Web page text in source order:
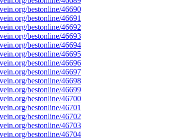
bestonline/46690
bestonline/46691
bestonline/46692
bestonline/46693
bestonline/46694
bestonline/46695
bestonline/46696
bestonline/46697
bestonline/46698
bestonline/46699
bestonline/46700
bestonline/46701
bestonline/46702
bestonline/46703
bestonline/46704